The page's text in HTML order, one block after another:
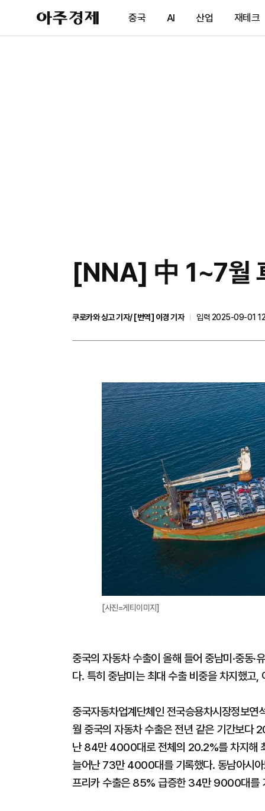
아
주
제
중국 AI 산업 재테크
[NNA] 中 1~7월
쿠로카와 싱고 기자/ [번역] 이경 기자
입력 2025-09-01
[사진=게티이미지]
중국의 자동차 수출이 올해 들어 중남미·중동
다. 특히 중남미는 최대 수출 비중을 차지했고,
중국자동차업계단체인 전국승용차시장정보
월 중국의 자동차 수출은 전년 같은 기간보다
난 84만 4000대로 전체의 20.2%를 차지해
늘어난 73만 4000대를 기록했다. 동남아시
프리카 수출은 85% 급증한 34만 9000대를